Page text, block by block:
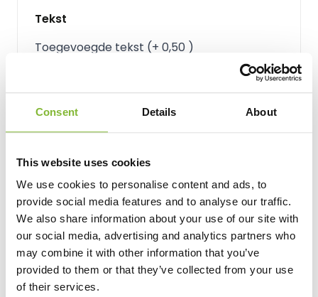
Consent Details About
This website uses cookies
We use cookies to personalise content and ads, to
provide social media features and to analyse our traffic.
We also share information about your use of our site with
our social media, advertising and analytics partners who
may combine it with other information that you’ve
provided to them or that they’ve collected from your use
of their services.
Tekst
Toegevoegde tekst (+ 0,50 )
Vanaf:
18,25
per stuk, incl. BTW
Aantal